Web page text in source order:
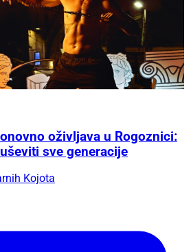
oživljava u Rogoznici:
sve generacije
Kojota